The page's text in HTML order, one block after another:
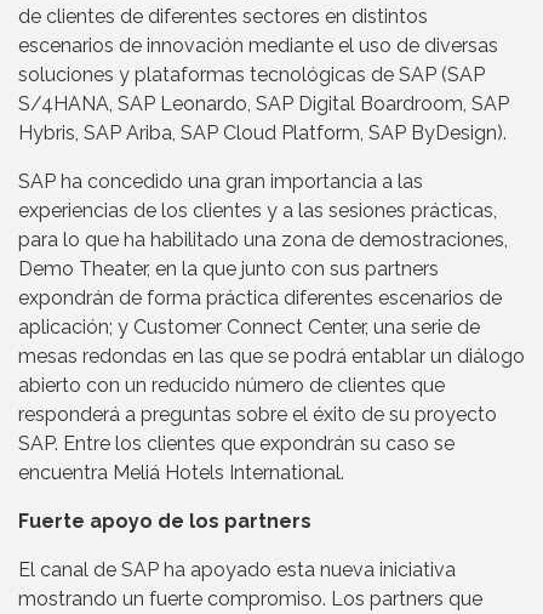
de clientes de diferentes sectores en distintos
escenarios de innovación mediante el uso de diversas
soluciones y plataformas tecnológicas de SAP (SAP
S/4HANA, SAP Leonardo, SAP Digital Boardroom, SAP
Hybris, SAP Ariba, SAP Cloud Platform, SAP ByDesign).
SAP ha concedido una gran importancia a las
experiencias de los clientes y a las sesiones prácticas,
para lo que ha habilitado una zona de demostraciones,
Demo Theater, en la que junto con sus partners
expondrán de forma práctica diferentes escenarios de
aplicación; y Customer Connect Center, una serie de
mesas redondas en las que se podrá entablar un diálogo
abierto con un reducido número de clientes que
responderá a preguntas sobre el éxito de su proyecto
SAP. Entre los clientes que expondrán su caso se
encuentra Meliá Hotels International.
Fuerte apoyo de los partners
El canal de SAP ha apoyado esta nueva iniciativa
mostrando un fuerte compromiso. Los partners que